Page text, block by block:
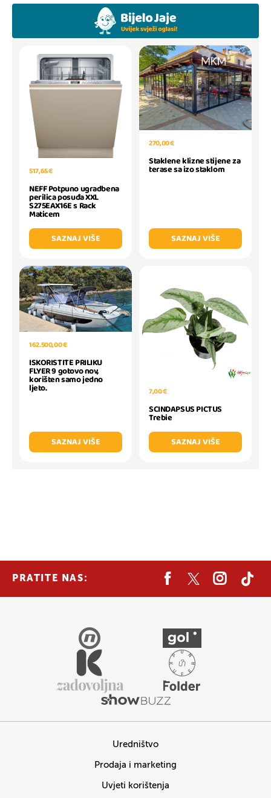
517,65 €
NEFF Potpuno ugradbena
perilica posuđa XXL
S275EAX16E s Rack
Maticem
SAZNAJ VIŠE
270,00 €
Staklene klizne stijene za
terase sa izo staklom
SAZNAJ VIŠE
162.500,00 €
ISKORISTITE PRILIKU
FLYER 9 gotovo nov,
korišten samo jedno
ljeto.
SAZNAJ VIŠE
7,00 €
SCINDAPSUS PICTUS
Trebie
SAZNAJ VIŠE
PRATITE NAS:
Uredništvo
Prodaja i marketing
Uvjeti korištenja